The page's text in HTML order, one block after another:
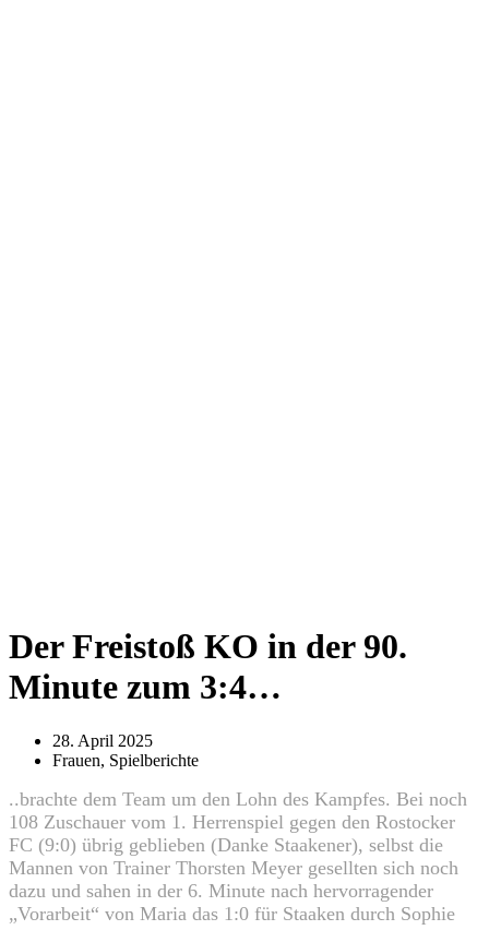
Der Freistoß KO in der 90.
Minute zum 3:4…
28. April 2025
Frauen, Spielberichte
..brachte dem Team um den Lohn des Kampfes. Bei noch
108 Zuschauer vom 1. Herrenspiel gegen den Rostocker
FC (9:0) übrig geblieben (Danke Staakener), selbst die
Mannen von Trainer Thorsten Meyer gesellten sich noch
dazu und sahen in der 6. Minute nach hervorragender
„Vorarbeit“ von Maria das 1:0 für Staaken durch Sophie